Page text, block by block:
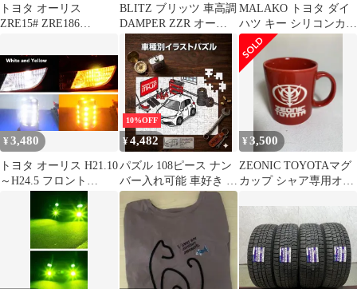
トヨタ オーリス
ZRE15# ZRE186
レーター INK製 優良新
品 補修用 エアコンエバ
ポレーター 単体 EVP-
TY006
BLITZ ブリッツ 車高調
DAMPER ZZR オーリ
ス NRE185H 2015/04-
92421 ZZ-R
MALAKO トヨタ ダイ
ハツ キー シリコンカバ
ー 2ボタン ヴィッツ エ
スティマ カローラ パッ
ソ ｂB オーリス クルー
ガー ムーヴ ミラ タン
ト ハイゼット アトレー
ミラジーノ ブーン
TOYOTA DAIHATSU
26(ブラック)
¥3,480
トヨタ オーリス H21.10
～H24.5 フロント
ZNE/ZRE15#系 高輝度
ウインカー ポジション
化キット S25 ピン角違
い(BAU15s) シングル
150度 LED バルブ 54連
搭載 白&黄 ハイフラ防
10%OFF
¥4,482
パズル 108ピース ナン
バー入れ可能 車好き プ
レゼント 車 メンズ 誕
生日 彼氏 男性 シンプ
ル かっこいい トヨタ
オーリス NZE181 送料
無料
¥3,500
ZEONIC TOYOTAマグ
カップ シャア専用オー